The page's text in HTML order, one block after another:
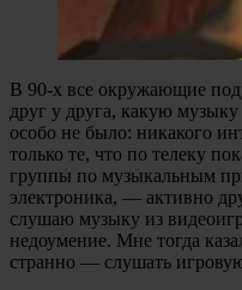
В 90-х все окружающие
друг у друга, какую
особо не было: никакого
только те, что по телеку
группы по музыкальным
электроника, — активно
слушаю музыку из
недоумение. Мне тогда
странно — слушать